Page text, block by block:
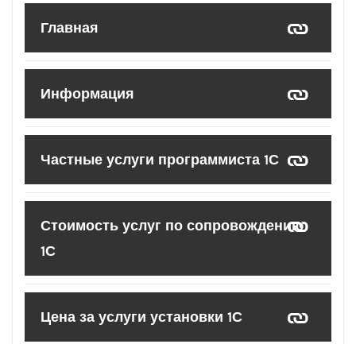
Главная
Информация
Частные услуги программиста 1С
Стоимость услуг по сопровождению
1С
Цена за услуги установки 1С